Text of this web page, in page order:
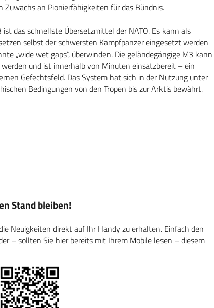
an Pionierfähigkeiten für das Bündnis.
das schnellste Übersetzmittel der NATO. Es kann als
selbst der schwersten Kampfpanzer eingesetzt werden
„wide wet gaps“, überwinden. Die geländegängige M3 kann
und ist innerhalb von Minuten einsatzbereit – ein
Gefechtsfeld. Das System hat sich in der Nutzung unter
Bedingungen von den Tropen bis zur Arktis bewährt.
Stand bleiben!
Neuigkeiten direkt auf Ihr Handy zu erhalten. Einfach den
– sollten Sie hier bereits mit Ihrem Mobile lesen – diesem